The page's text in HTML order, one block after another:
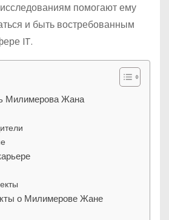
помогают ему
и быть востребованным
IT.
Милимерова Жана
о Милимерове Жане